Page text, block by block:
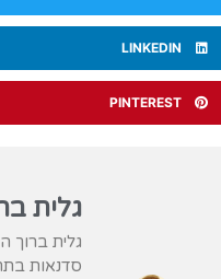
LINKEDIN
PINTEREST
גלית
גלית ברוך
סדנאות